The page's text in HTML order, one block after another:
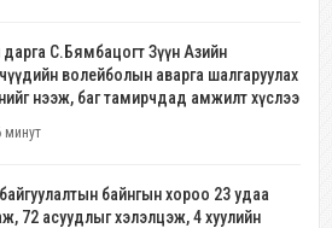
С.Бямбацогт Зүүн Азийн
волейболын аварга шалгаруулах
нээж, баг тамирчдад амжилт хүслээ
минут
байнгын хороо 23 удаа
72 асуудлыг хэлэлцэж, 4 хуулийн